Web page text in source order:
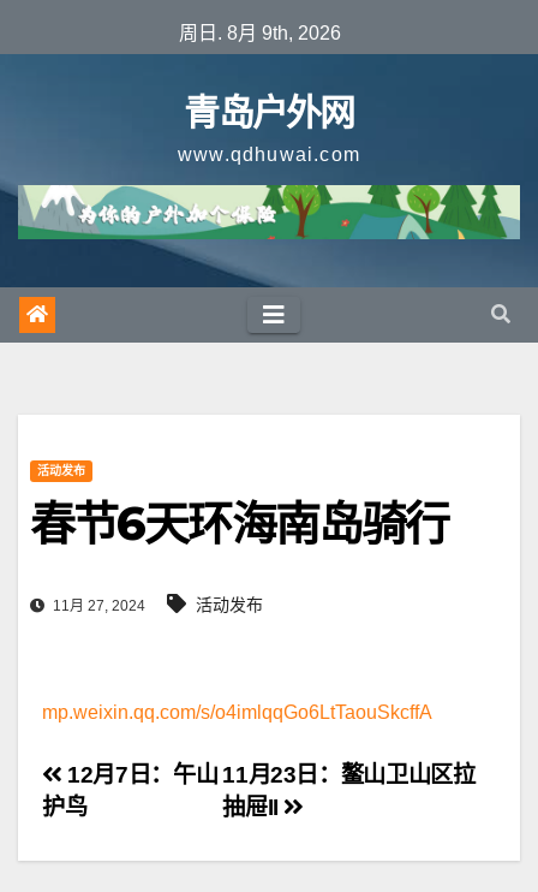
至
周日. 8月 9th, 2026
青岛户外网
www.qdhuwai.com
活动发布
春节6天环海南岛骑行
11月 27, 2024 活动发布
mp.weixin.qq.com/s/o4imlqqGo6LtTaouSkcffA
文
章
11月23日：鳌山卫山区拉
抽屉II
12月7日：午山
护鸟